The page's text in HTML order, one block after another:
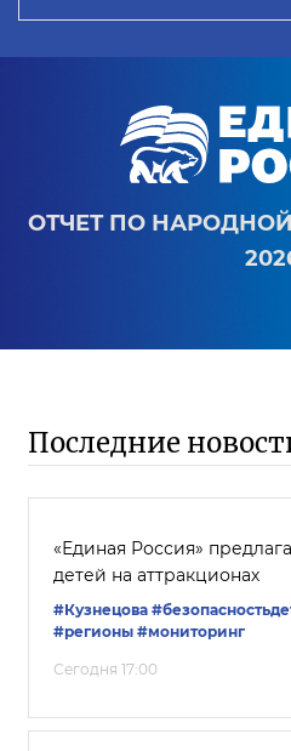
ОТЧЕТ ПО
Последние
«Единая Россия»
детей на аттракционах
#Кузнецова
#регионы #мониторинг
Сегодня 17:00